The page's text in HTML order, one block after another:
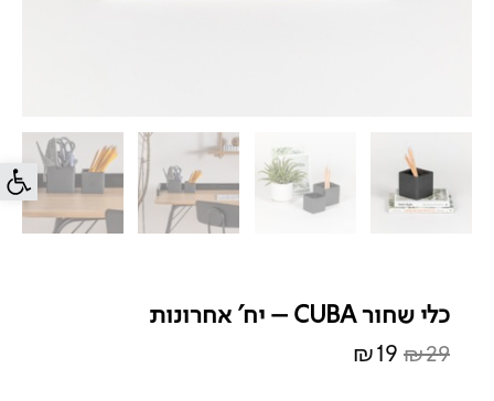
פתח
כלי שחור CUBA – יח' אחרונות
₪29
₪19